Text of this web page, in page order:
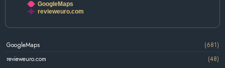
GoogleMaps
revieweuro.com
GoogleMaps
(681)
revieweuro.com
(48)